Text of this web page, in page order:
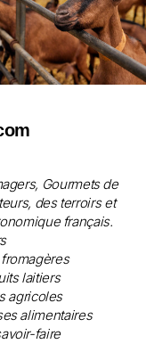
Gourmets de
des terroirs et
français.
laitiers
agricoles
alimentaires
faire